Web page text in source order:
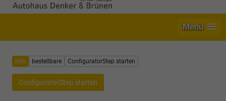
Menü
info bestellbare ConfiguratorStep starten
ConfiguratorStep starten